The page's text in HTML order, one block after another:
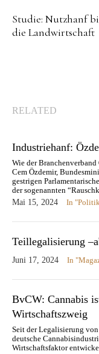
Studie: Nutzhanf
die Landwirtschaft
RELATED
Industriehanf:
Wie der
Cem Özdemir,
gestrigen
der sogenannten
Mai 15, 2024
In
Teillegalisierung
Juni 17, 2024 In
BvCW: Cannabis
Wirtschaftszweig
Seit der Legalisierung
deutsche
Wirtschaftsfaktor